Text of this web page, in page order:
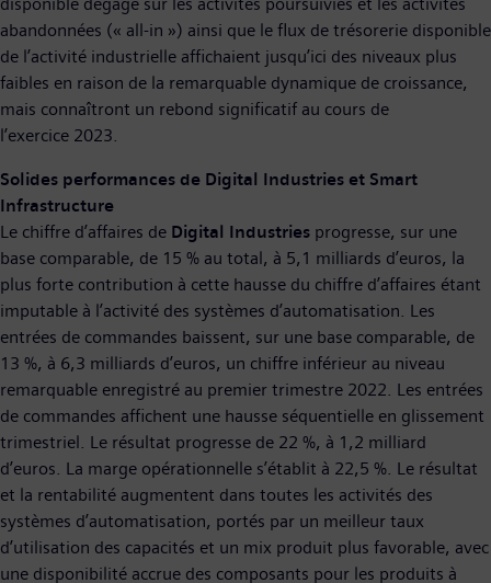
abandonnées (« all-in ») ainsi que le flux de trésorerie disponible
de l’activité industrielle affichaient jusqu’ici des niveaux plus
faibles en raison de la remarquable dynamique de croissance,
mais connaîtront un rebond significatif au cours de
l’exercice 2023.
Solides performances de Digital Industries et Smart
Infrastructure
Le chiffre d’affaires de Digital Industries progresse, sur une
base comparable, de 15 % au total, à 5,1 milliards d’euros, la
plus forte contribution à cette hausse du chiffre d’affaires étant
imputable à l’activité des systèmes d’automatisation. Les
entrées de commandes baissent, sur une base comparable, de
13 %, à 6,3 milliards d’euros, un chiffre inférieur au niveau
remarquable enregistré au premier trimestre 2022. Les entrées
de commandes affichent une hausse séquentielle en glissement
trimestriel. Le résultat progresse de 22 %, à 1,2 milliard
d’euros. La marge opérationnelle s’établit à 22,5 %. Le résultat
et la rentabilité augmentent dans toutes les activités des
systèmes d’automatisation, portés par un meilleur taux
d’utilisation des capacités et un mix produit plus favorable, avec
une disponibilité accrue des composants pour les produits à